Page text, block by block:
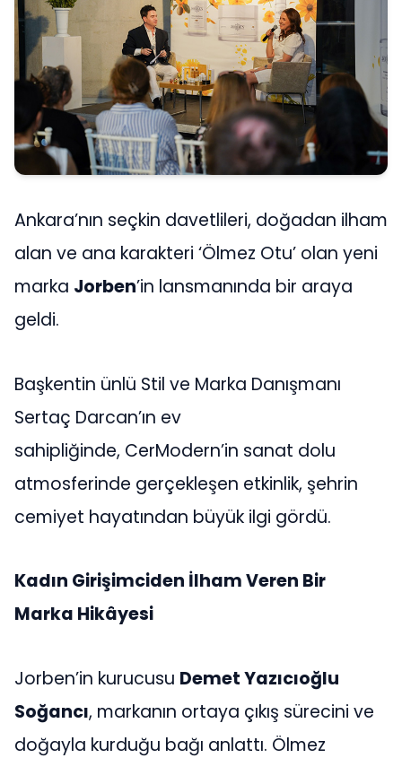
Ankara’nın seçkin davetlileri, doğadan ilham
alan ve ana karakteri ‘Ölmez Otu’ olan yeni
marka Jorben’in lansmanında bir araya
geldi.
Başkentin ünlü Stil ve Marka Danışmanı
Sertaç Darcan’ın ev
sahipliğinde, CerModern’in sanat dolu
atmosferinde gerçekleşen etkinlik, şehrin
cemiyet hayatından büyük ilgi gördü.
Kadın Girişimciden İlham Veren Bir
Marka Hikâyesi
Jorben’in kurucusu Demet Yazıcıoğlu
Soğancı, markanın ortaya çıkış sürecini ve
doğayla kurduğu bağı anlattı. Ölmez